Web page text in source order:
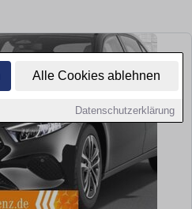
Alle Cookies ablehnen
Datenschutzerklärung